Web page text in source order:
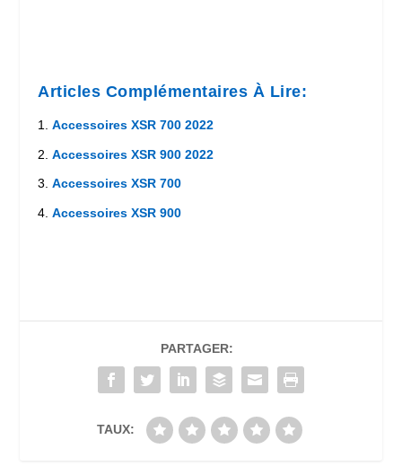
Articles Complémentaires À Lire:
Accessoires XSR 700 2022
Accessoires XSR 900 2022
Accessoires XSR 700
Accessoires XSR 900
PARTAGER:
TAUX: